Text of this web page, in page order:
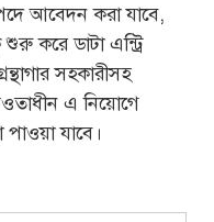
পদে আবেদন করা যাবে,
করে ডাটা এন্ট্রি
সহকারীসহ
এ নিয়োগে
পাওয়া যাবে।